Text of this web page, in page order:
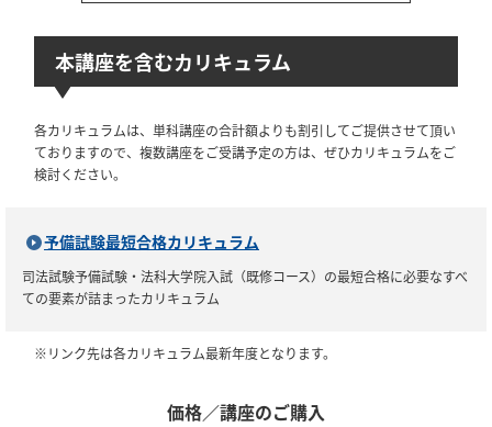
本講座を含むカリキュラム
各カリキュラムは、単科講座の合計額よりも割引してご提供させて頂い
ておりますので、複数講座をご受講予定の方は、ぜひカリキュラムをご
検討ください。
予備試験最短合格カリキュラム
司法試験予備試験・法科大学院入試（既修コース）の最短合格に必要なすべ
ての要素が詰まったカリキュラム
※リンク先は各カリキュラム最新年度となります。
価格／講座のご購入